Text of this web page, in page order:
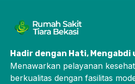
Hadir dengan Hati, Mengabdi
Menawarkan pelayanan
berkualitas dengan fasilitas